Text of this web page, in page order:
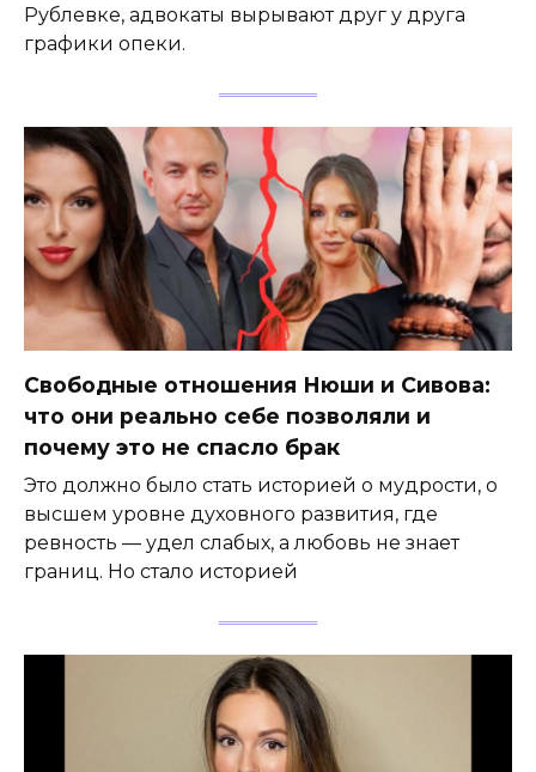
Рублевке, адвокаты вырывают друг у друга
графики опеки.
Свободные отношения Нюши и Сивова:
что они реально себе позволяли и
почему это не спасло брак
Это должно было стать историей о мудрости, о
высшем уровне духовного развития, где
ревность — удел слабых, а любовь не знает
границ. Но стало историей